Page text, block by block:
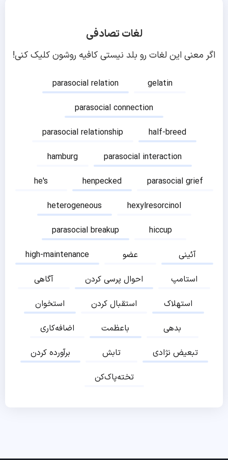
لغات تصادفی
اگر معنی این لغات رو بلد نیستی کافیه روشون کلیک کنی!
parasocial relation
gelatin
parasocial connection
parasocial relationship
half-breed
hamburg
parasocial interaction
he's
henpecked
parasocial grief
heterogeneous
hexylresorcinol
parasocial breakup
hiccup
high-maintenance
عضو
آئینی
آگاهی
احوال پرسی کردن
استامپ
استخوان
استقبال کردن
استهلاک
اضافه‌کاری
باعظمت
بدهی
برآورده کردن
تابش
تبعیض نژادی
تخته‌پاک‌کن